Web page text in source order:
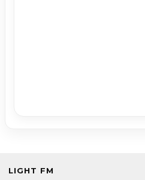
LIGHT FM